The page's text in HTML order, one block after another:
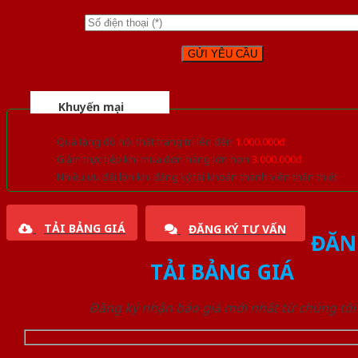
Khuyến mại
Quà tặng đồ nội thất trang trí lên đến 1.000.000đ
Giảm trực tiếp khi mua đơn hàng lớn hơn 3.000.000đ
Nhiều ưu đãi lớn khi đăng ký tài khoản thành viên thân thiết
TẢI BẢNG GIÁ ĐĂNG KÝ TƯ VẤN
TẢI BẢNG GIÁ
Đăng ký nhận báo giá mới nhất từ chúng tôi